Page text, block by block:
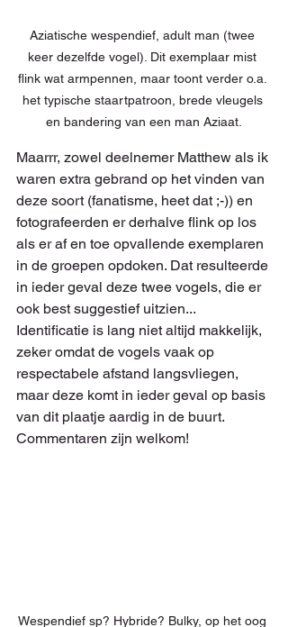
Aziatische wespendief, adult man (twee
keer dezelfde vogel). Dit exemplaar mist
flink wat armpennen, maar toont verder o.a.
het typische staartpatroon, brede vleugels
en bandering van een man Aziaat.
Maarrr, zowel deelnemer Matthew als ik
waren extra gebrand op het vinden van
deze soort (fanatisme, heet dat ;-)) en
fotografeerden er derhalve flink op los
als er af en toe opvallende exemplaren
in de groepen opdoken. Dat resulteerde
in ieder geval deze twee vogels, die er
ook best suggestief uitzien...
Identificatie is lang niet altijd makkelijk,
zeker omdat de vogels vaak op
respectabele afstand langsvliegen,
maar deze komt in ieder geval op basis
van dit plaatje aardig in de buurt.
Commentaren zijn welkom!
Wespendief sp? Hybride? Bulky, op het oog